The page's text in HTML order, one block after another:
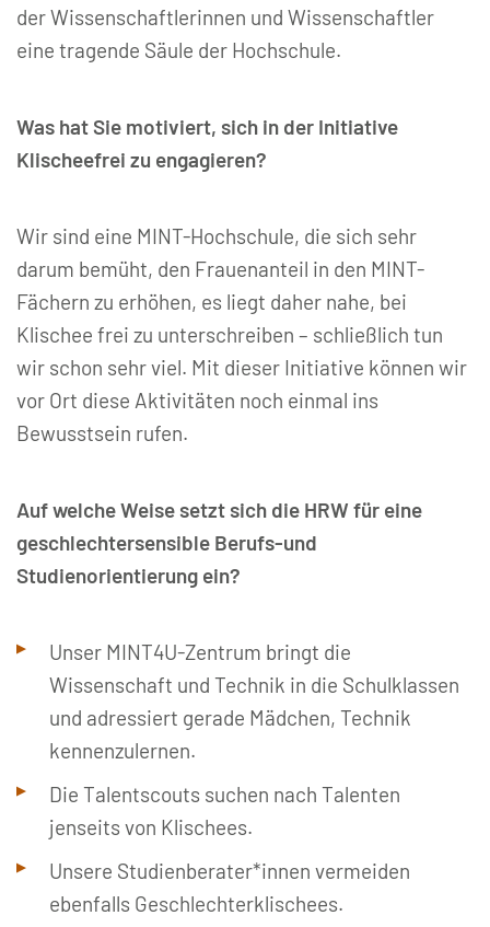
der Wissenschaftlerinnen und Wissenschaftler
eine tragende Säule der Hochschule.
Was hat Sie motiviert, sich in der Initiative
Klischeefrei zu engagieren?
Wir sind eine MINT-Hochschule, die sich sehr
darum bemüht, den Frauenanteil in den MINT-
Fächern zu erhöhen, es liegt daher nahe, bei
Klischee frei zu unterschreiben – schließlich tun
wir schon sehr viel. Mit dieser Initiative können wir
vor Ort diese Aktivitäten noch einmal ins
Bewusstsein rufen.
Auf welche Weise setzt sich die HRW für eine
geschlechtersensible Berufs-und
Studienorientierung ein?
Unser MINT4U-Zentrum bringt die
Wissenschaft und Technik in die Schulklassen
und adressiert gerade Mädchen, Technik
kennenzulernen.
Die Talentscouts suchen nach Talenten
jenseits von Klischees.
Unsere Studienberater*innen vermeiden
ebenfalls Geschlechterklischees.